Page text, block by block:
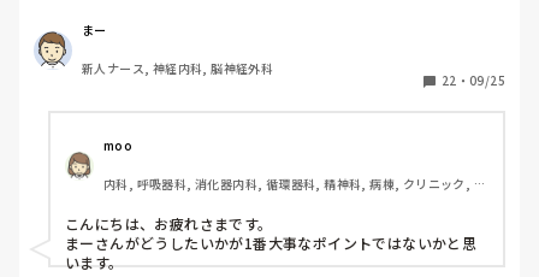
からの人間関係は良好です。
ですが、異動してから薬剤に関するインシデントを4件ほど
起こし、優先順位や多重課題ができていないのでは？という
い』『一人を持って看護のつながりを持って』ということで
受け持ち1人になりました。
複数受け持ちに戻るよう、1ヶ月間1年目のように勉強したり
と業務に臨んできました。
そして最近師長さんに『君は病棟勤務よりも外来とか健診セ
ンターとかのほうがいいのでは？ウチの部署もスタッフが足
りないから育てる余裕が足りない。前向きに捉えて看護師は
まー
新人ナース, 神経内科, 脳神経外科
22 ・ 09/25
moo
内科, 呼吸器科, 消化器内科, 循環器科, 精神科, 病棟, クリニック, リ
こんにちは、お疲れさまです。
まーさんがどうしたいかが1番大事なポイントではないかと思
います。